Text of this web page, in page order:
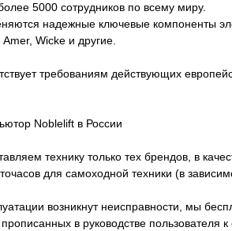
5000 сотрудников по всему миру.
надежные ключевые компоненты
Wicke и другие.
требованиям действующих
Noblelift в России
технику только тех брендов, в
для самоходной техники (в
возникнут неисправности, мы
в руководстве пользователя